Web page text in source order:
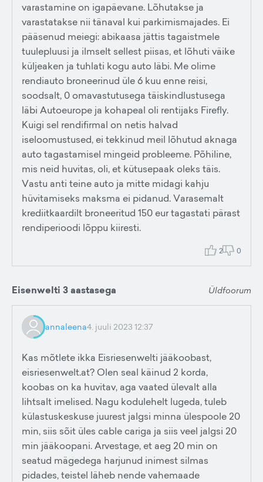
varastamine on igapäevane. Lõhutakse ja
varastatakse nii tänaval kui parkimismajades. Ei
pääsenud meiegi: abikaasa jättis tagaistmele
tuulepluusi ja ilmselt sellest piisas, et lõhuti väike
küljeaken ja tuhlati kogu auto läbi. Me olime
rendiauto broneerinud üle 6 kuu enne reisi,
soodsalt, 0 omavastutusega täiskindlustusega
läbi Autoeurope ja kohapeal oli rentijaks Firefly.
Kuigi sel rendifirmal on netis halvad
iseloomustused, ei tekkinud meil lõhutud aknaga
auto tagastamisel mingeid probleeme. Põhiline,
mis neid huvitas, oli, et kütusepaak oleks täis.
Vastu anti teine auto ja mitte midagi kahju
hüvitamiseks maksma ei pidanud. Varasemalt
krediitkaardilt broneeritud 150 eur tagastati pärast
rendiperioodi lõppu kiiresti.
2 0
Eisenwelti 3 aastasega Üldfoorum
annaleena4. juuli 2023 12:37
Kas mõtlete ikka Eisriesenwelti jääkoobast,
eisriesenwelt.at? Olen seal käinud 2 korda,
koobas on ka huvitav, aga vaated ülevalt alla
lihtsalt imelised. Nagu kodulehelt lugeda, tuleb
külastuskeskuse juurest jalgsi minna ülespoole 20
min, siis sõit üles cable cariga ja siis veel jalgsi 20
min jääkoopani. Arvestage, et aeg 20 min on
seatud mägedega harjunud inimest silmas
pidades, teistel läheb nende vahemaade